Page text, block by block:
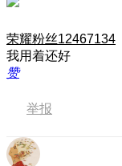
荣耀粉丝12467134
我用着还好
赞
举报